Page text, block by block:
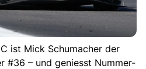
ist Mick Schumacher der
#36 – und geniesst Nummer-